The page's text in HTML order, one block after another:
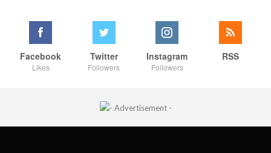
Facebook
Likes
Twitter
Followers
Instagram
Followers
RSS